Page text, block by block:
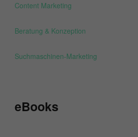
Content Marketing
Beratung & Konzeption
Suchmaschinen-Marketing
eBooks